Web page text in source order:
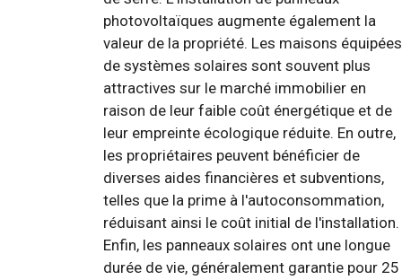
photovoltaïques augmente également la
valeur de la propriété. Les maisons équipées
de systèmes solaires sont souvent plus
attractives sur le marché immobilier en
raison de leur faible coût énergétique et de
leur empreinte écologique réduite. En outre,
les propriétaires peuvent bénéficier de
diverses aides financières et subventions,
telles que la prime à l'autoconsommation,
réduisant ainsi le coût initial de l'installation.
Enfin, les panneaux solaires ont une longue
durée de vie, généralement garantie pour 25